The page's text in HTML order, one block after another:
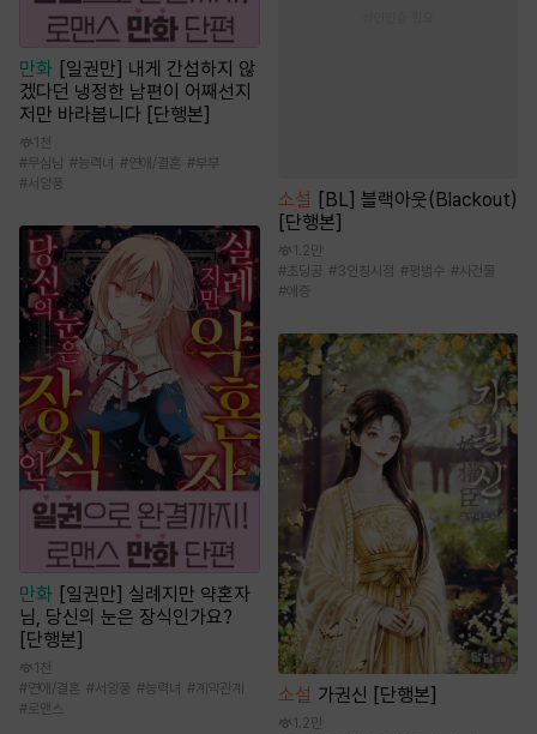
만화 [일권만] 내게 간섭하지 않
겠다던 냉정한 남편이 어째선지
저만 바라봅니다 [단행본]
1천
#무심남 #능력녀 #연애/결혼 #부부
#서양풍
만화 [일권만] 실례지만 약혼자
님, 당신의 눈은 장식인가요?
[단행본]
1천
#연애/결혼 #서양풍 #능력녀 # 계약관계
#로맨스
소설 [BL] 블랙아웃(Blackout)
[단행본]
1.2만
#초딩공 #3인칭시점 #평범수 #사건물
#애증
소설 가권신 [단행본]
1.2만